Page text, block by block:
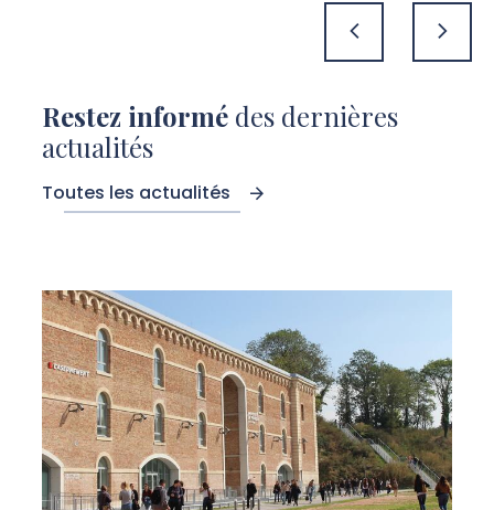
précédent
Restez informédes dernières
actualités
Toutes les actualités